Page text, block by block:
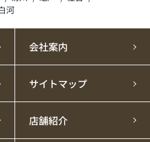
河
会社案内
サイトマップ
店舗紹介